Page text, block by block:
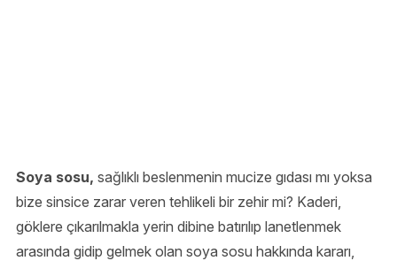
Soya sosu, sağlıklı beslenmenin mucize gıdası mı yoksa
bize sinsice zarar veren tehlikeli bir zehir mi? Kaderi,
göklere çıkarılmakla yerin dibine batırılıp lanetlenmek
arasında gidip gelmek olan soya sosu hakkında kararı,